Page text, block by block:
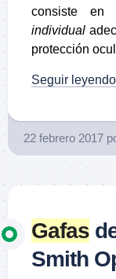
consiste
individual
protección
Seguir
22 febrero 2017
Gafas
Smith